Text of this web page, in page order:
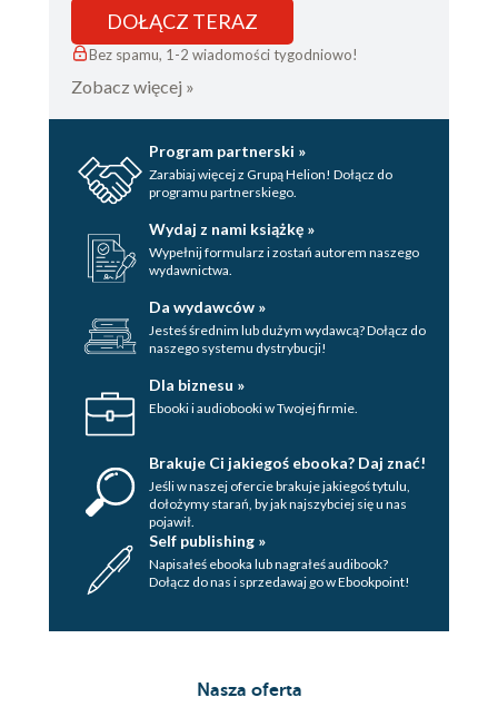
DOŁĄCZ TERAZ
Bez spamu, 1-2 wiadomości tygodniowo!
Zobacz więcej »
Program partnerski »
Zarabiaj więcej z Grupą Helion! Dołącz do
programu partnerskiego.
Wydaj z nami książkę »
Wypełnij formularz i zostań autorem naszego
wydawnictwa.
Da wydawców »
Jesteś średnim lub dużym wydawcą? Dołącz do
naszego systemu dystrybucji!
Dla biznesu »
Ebooki i audiobooki w Twojej firmie.
Brakuje Ci jakiegoś ebooka? Daj znać!
Jeśli w naszej ofercie brakuje jakiegoś tytulu,
dołożymy starań, by jak najszybciej się u nas
pojawił.
Self publishing »
Napisałeś ebooka lub nagrałeś audibook?
Dołącz do nas i sprzedawaj go w Ebookpoint!
Nasza oferta